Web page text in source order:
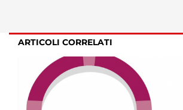
ARTICOLI CORRELATI